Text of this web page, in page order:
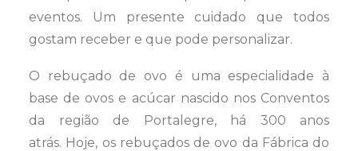
Personalizado
eventos. Um presente cuidado que todos
gostam receber e que pode personalizar.
O rebuçado de ovo é uma especialidade à
base de ovos e acúcar nascido nos Conventos
da região de Portalegre, há 300 anos
atrás. Hoje, os rebuçados de ovo da Fábrica do